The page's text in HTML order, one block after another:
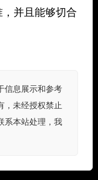
并且能够切合
信息展示和参考
，未经授权禁止
系本站处理，我